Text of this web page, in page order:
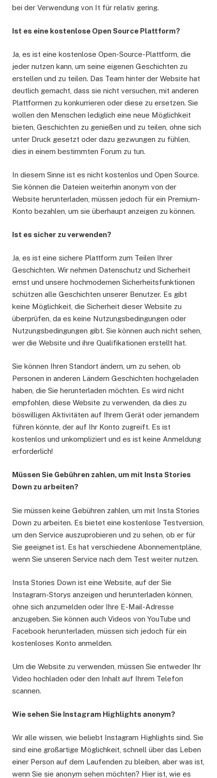
bei der Verwendung von It für relativ gering.
Ist es eine kostenlose Open Source Plattform?
Ja, es ist eine kostenlose Open-Source-Plattform, die
jeder nutzen kann, um seine eigenen Geschichten zu
erstellen und zu teilen. Das Team hinter der Website hat
deutlich gemacht, dass sie nicht versuchen, mit anderen
Plattformen zu konkurrieren oder diese zu ersetzen. Sie
wollen den Menschen lediglich eine neue Möglichkeit
bieten, Geschichten zu genießen und zu teilen, ohne sich
unter Druck gesetzt oder dazu gezwungen zu fühlen,
dies in einem bestimmten Forum zu tun.
In diesem Sinne ist es nicht kostenlos und Open Source.
Sie können die Dateien weiterhin anonym von der
Website herunterladen, müssen jedoch für ein Premium-
Konto bezahlen, um sie überhaupt anzeigen zu können.
Ist es sicher zu verwenden?
Ja, es ist eine sichere Plattform zum Teilen Ihrer
Geschichten. Wir nehmen Datenschutz und Sicherheit
ernst und unsere hochmodernen Sicherheitsfunktionen
schützen alle Geschichten unserer Benutzer. Es gibt
keine Möglichkeit, die Sicherheit dieser Website zu
überprüfen, da es keine Nutzungsbedingungen oder
Nutzungsbedingungen gibt. Sie können auch nicht sehen,
wer die Website und ihre Qualifikationen erstellt hat.
Sie können Ihren Standort ändern, um zu sehen, ob
Personen in anderen Ländern Geschichten hochgeladen
haben, die Sie herunterladen möchten. Es wird nicht
empfohlen, diese Website zu verwenden, da dies zu
böswilligen Aktivitäten auf Ihrem Gerät oder jemandem
führen könnte, der auf Ihr Konto zugreift. Es ist
kostenlos und unkompliziert und es ist keine Anmeldung
erforderlich!
Müssen Sie Gebühren zahlen, um mit Insta Stories
Down zu arbeiten?
Sie müssen keine Gebühren zahlen, um mit Insta Stories
Down zu arbeiten. Es bietet eine kostenlose Testversion,
um den Service auszuprobieren und zu sehen, ob er für
Sie geeignet ist. Es hat verschiedene Abonnementpläne,
wenn Sie unseren Service nach dem Test weiter nutzen.
Insta Stories Down ist eine Website, auf der Sie
Instagram-Storys anzeigen und herunterladen können,
ohne sich anzumelden oder Ihre E-Mail-Adresse
anzugeben. Sie können auch Videos von YouTube und
Facebook herunterladen, müssen sich jedoch für ein
kostenloses Konto anmelden.
Um die Website zu verwenden, müssen Sie entweder Ihr
Video hochladen oder den Inhalt auf Ihrem Telefon
scannen.
Wie sehen Sie Instagram Highlights anonym?
Wir alle wissen, wie beliebt Instagram Highlights sind. Sie
sind eine großartige Möglichkeit, schnell über das Leben
einer Person auf dem Laufenden zu bleiben, aber was ist,
wenn Sie sie anonym sehen möchten? Hier ist, wie es